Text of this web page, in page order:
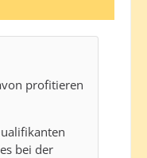
profitieren
bei der